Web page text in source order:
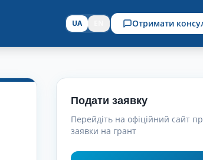
UA Отримати
Подати заявку
Перейдіть на офіційний сайт
заявки на грант